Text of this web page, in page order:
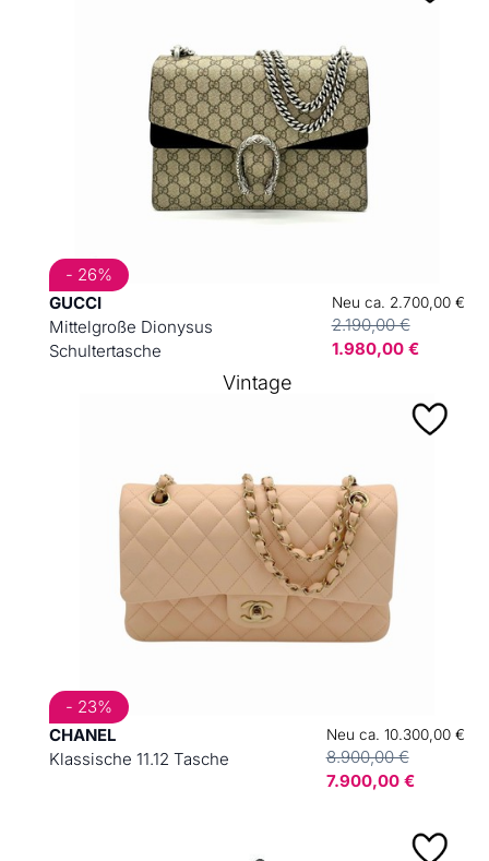
GUCCI
Mittelgroße Dionysus
Schultertasche
Neu ca. 2.700,00 €
2.190,00 €
1.980,00 €
- 26%
CHANEL
Klassische 11.12 Tasche
Neu ca. 10.300,00 €
8.900,00 €
7.900,00 €
- 23%
Vintage